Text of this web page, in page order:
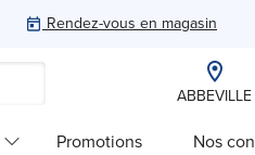
Rendez-vous en magasin
ABBEVILLE
Promotions Nos